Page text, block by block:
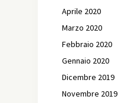
Aprile 2020
Marzo 2020
Febbraio 2020
Gennaio 2020
Dicembre 2019
Novembre 2019